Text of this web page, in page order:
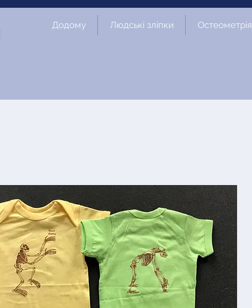
Додому Людські зліпки Остеометрія